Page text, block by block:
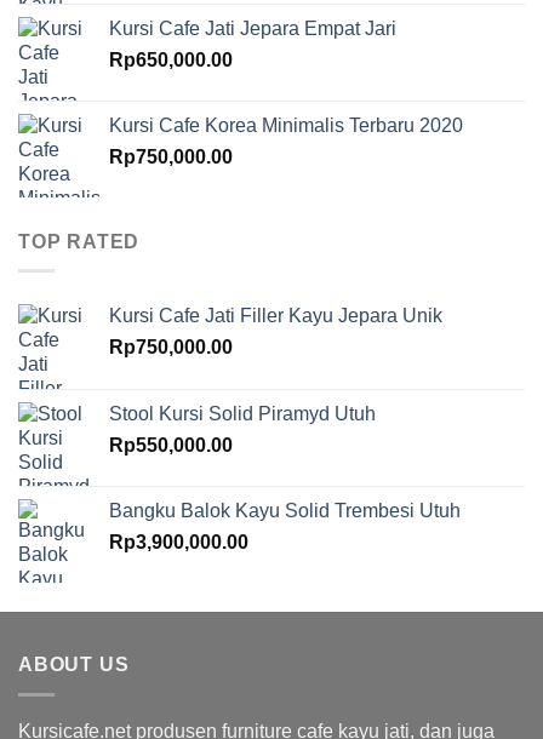
Kursi Cafe Jati Jepara Empat Jari
Rp650,000.00
Kursi Cafe Korea Minimalis Terbaru 2020
Rp750,000.00
TOP RATED
Kursi Cafe Jati Filler Kayu Jepara Unik
Rp750,000.00
Stool Kursi Solid Piramyd Utuh
Rp550,000.00
Bangku Balok Kayu Solid Trembesi Utuh
Rp3,900,000.00
ABOUT US
Kursicafe.net produsen furniture cafe kayu jati, dan juga